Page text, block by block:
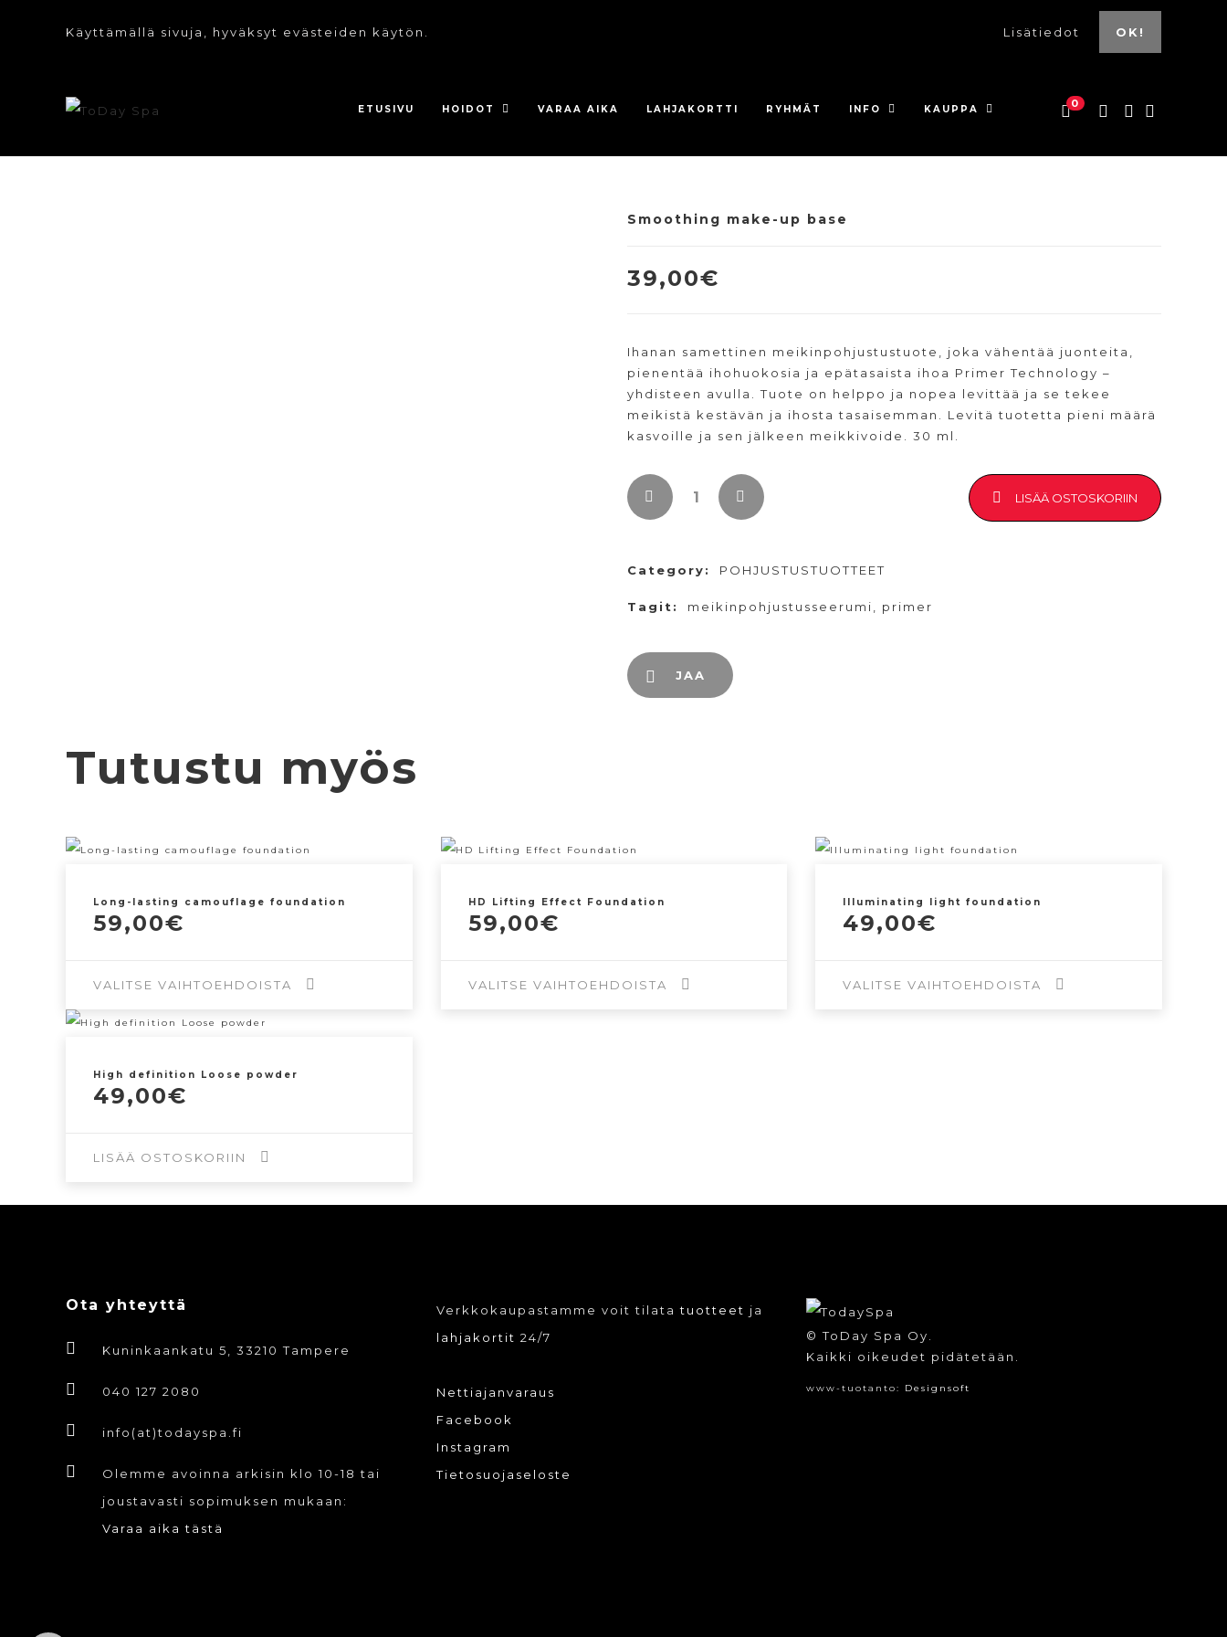
Käyttämällä sivuja, hyväksyt evästeiden käytön. Lisätiedot OK!
ETUSIVU HOIDOT VARAA AIKA LAHJAKORTTI RYHMÄT INFO KAUPPA 0
Smoothing make-up base
39,00€
Ihanan samettinen meikinpohjustustuote, joka vähentää juonteita,
pienentää ihohuokosia ja epätasaista ihoa Primer Technology –
yhdisteen avulla. Tuote on helppo ja nopea levittää ja se tekee
meikistä kestävän ja ihosta tasaisemman. Levitä tuotetta pieni määrä
kasvoille ja sen jälkeen meikkivoide. 30 ml.
LISÄÄ OSTOSKORIIN
Category: POHJUSTUSTUOTTEET
Tagit: meikinpohjustusseerumi primer
JAA
Tutustu myös
Long-lasting camouflage foundation
59,00€
VALITSE VAIHTOEHDOISTA
Tällä
useampi
Voit
HD Lifting Effect Foundation
59,00€
VALITSE VAIHTOEHDOISTA
Illuminating light foundation
49,00€
VALITSE VAIHTOEHDOISTA
High definition Loose powder
49,00€
LISÄÄ OSTOSKORIIN
Ota yhteyttä
Kuninkaankatu 5, 33210 Tampere
040 127 2080
info(at)todayspa.fi
Olemme avoinna arkisin klo 10-18 tai
joustavasti sopimuksen mukaan:
Varaa aika tästä
Verkkokaupastamme voit tilatatuotteet ja
lahjakortit 24/7
Nettiajanvaraus
Facebook
Instagram
Tietosuojaseloste
© ToDay Spa Oy.
Kaikki oikeudet pidätetään.
www-tuotanto: Designsoft